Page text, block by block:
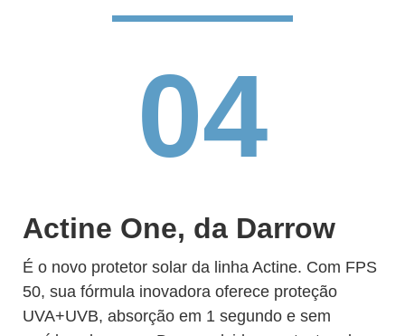
04
Actine One, da Darrow
É o novo protetor solar da linha Actine. Com FPS
50, sua fórmula inovadora oferece proteção
UVA+UVB, absorção em 1 segundo e sem